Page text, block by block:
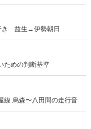
き 益生→伊勢朝日
ための判断基準
線 烏森〜八田間の走行音